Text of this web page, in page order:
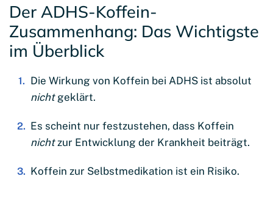
Der ADHS-Koffein-
Zusammenhang: Das Wichtigste
im Überblick
Die Wirkung von Koffein bei ADHS ist absolut
nicht geklärt.
Es scheint nur festzustehen, dass Koffein
nichtzur Entwicklung der Krankheit beiträgt.
Koffein zur Selbstmedikation ist ein Risiko.